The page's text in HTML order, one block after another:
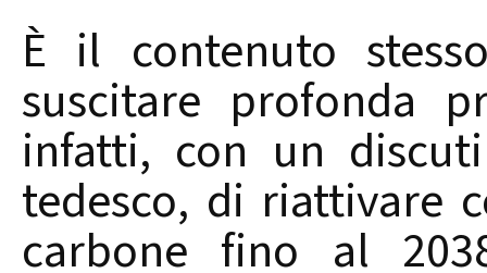
È il contenuto
suscitare profonda
infatti, con un
tedesco, di riattivare
carbone fino al